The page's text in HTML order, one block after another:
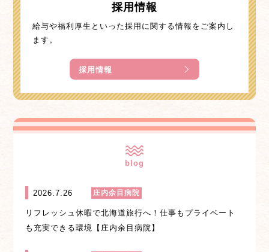
採用情報
給与や福利厚生といった採用に関する情報をご案内し
ます。
採用情報
blog
2026.7.26 庄内余目病院
リフレッシュ休暇で北海道旅行へ！仕事もプライベート
も充実できる環境【庄内余目病院】